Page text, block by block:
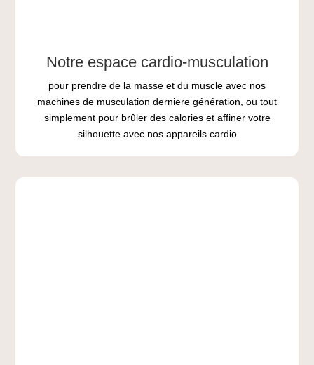
Notre espace cardio-musculation
pour prendre de la masse et du muscle avec nos
machines de musculation derniere génération, ou tout
simplement pour brûler des calories et affiner votre
silhouette avec nos appareils cardio